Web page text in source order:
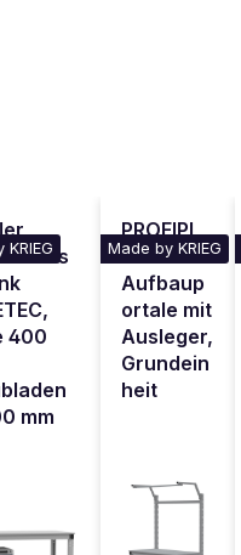
400
mm
Made by KRIEG
PROFIPL
AN Stahl-
Aufbaup
ortale mit
Ausleger,
Grundein
heit